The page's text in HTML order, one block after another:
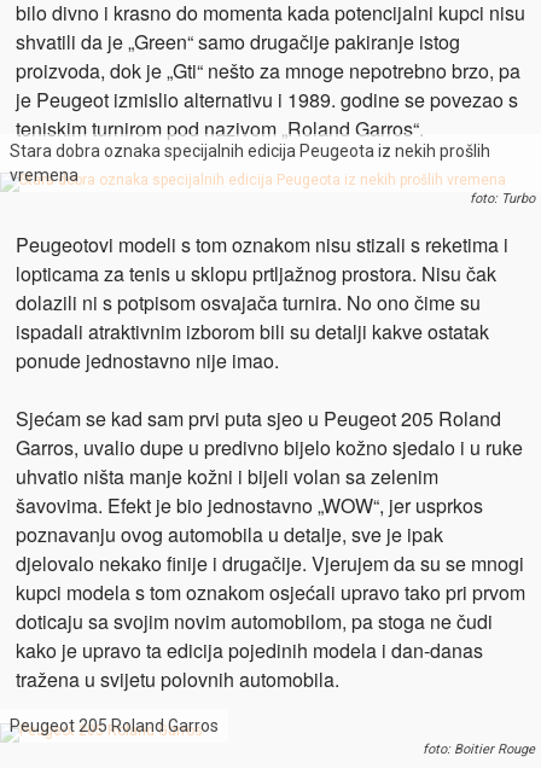
bilo divno i krasno do momenta kada potencijalni kupci nisu
shvatili da je „Green“ samo drugačije pakiranje istog
proizvoda, dok je „Gti“ nešto za mnoge nepotrebno brzo, pa
je Peugeot izmislio alternativu i 1989. godine se povezao s
teniskim turnirom pod nazivom „Roland Garros“.
Stara dobra oznaka specijalnih edicija Peugeota iz nekih prošlih
vremena
foto: Turbo
Peugeotovi modeli s tom oznakom nisu stizali s reketima i
lopticama za tenis u sklopu prtljažnog prostora. Nisu čak
dolazili ni s potpisom osvajača turnira. No ono čime su
ispadali atraktivnim izborom bili su detalji kakve ostatak
ponude jednostavno nije imao.
Sjećam se kad sam prvi puta sjeo u Peugeot 205 Roland
Garros, uvalio dupe u predivno bijelo kožno sjedalo i u ruke
uhvatio ništa manje kožni i bijeli volan sa zelenim
šavovima. Efekt je bio jednostavno „WOW“, jer usprkos
poznavanju ovog automobila u detalje, sve je ipak
djelovalo nekako finije i drugačije. Vjerujem da su se mnogi
kupci modela s tom oznakom osjećali upravo tako pri prvom
doticaju sa svojim novim automobilom, pa stoga ne čudi
kako je upravo ta edicija pojedinih modela i dan-danas
tražena u svijetu polovnih automobila.
Peugeot 205 Roland Garros
foto: Boitier Rouge